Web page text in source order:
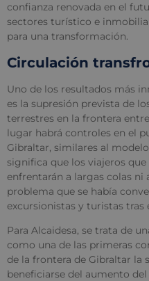
confianza renovada en el
sectores turístico e
para una transformación.
Circulación
Uno de los resultados más
es la supresión prevista de
terrestres en la frontera
lugar habrá controles en el
Gibraltar, similares al
significa que los viajeros
enfrentarán a largas colas ni
problema que se había
excursionistas y turistas tras
Para Alcaidesa, se trata de
como una de las primeras
de la frontera de Gibraltar la
beneficiarse del aumento